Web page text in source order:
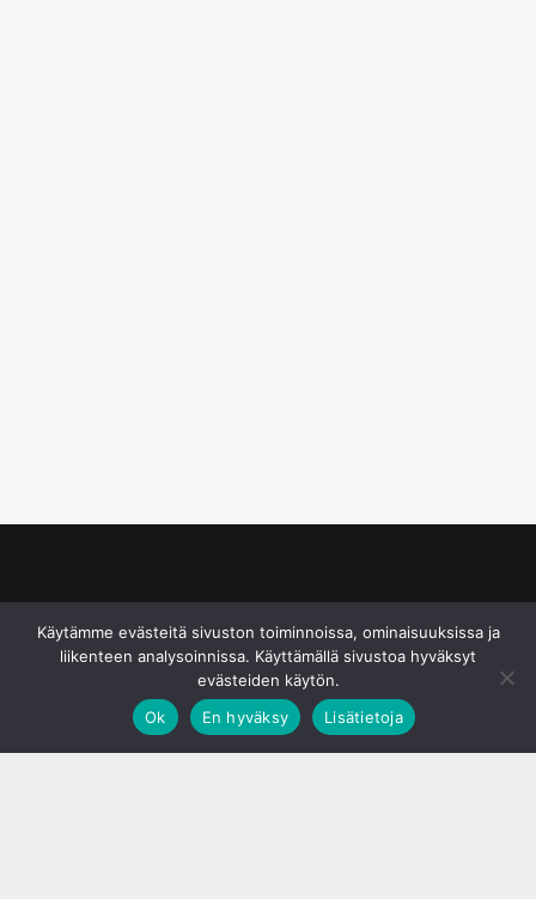
Käytämme evästeitä sivuston toiminnoissa, ominaisuuksissa ja
liikenteen analysoinnissa. Käyttämällä sivustoa hyväksyt
evästeiden käytön.
Ok
En hyväksy Lisätietoja